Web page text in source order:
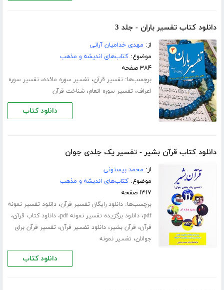
دانلود کتاب تفسیر باران - جلد 3
از: مهدی خدامیان آرانی
موضوع:کتاب‌های اندیشه و مذهب
۳۸۴ صفحه
برچسب‌ها: تفسیر قرآن، تفسیر سوره مائده، تفسیر سوره
اعراف، تفسیر سوره انعام،شناخت قرآن
دانلود کتاب
دانلود کتاب قرآن بشیر - تفسیر یک جلدی جوان
از: محمد بیستونی
موضوع:کتاب‌های اندیشه و مذهب
۱۳۱۷ صفحه
برچسب‌ها:دانلود رایگان تفسیر قرآن،دانلود تفسیر نمونه
pdf،دانلود برگزیده تفسیر نمونه pdf ،دانلود کتاب قرآن،
قرآن، قرآن بشیر،دانلود تفسیر قرآن، تفسیر قرآن برای
جوانان، تفسیر نمونه
دانلود کتاب